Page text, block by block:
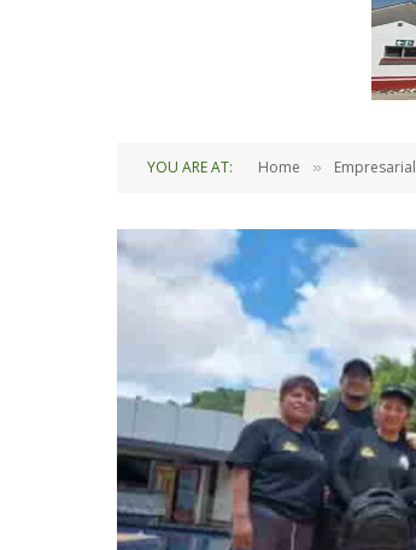
YOU ARE AT: Home » Empresarial